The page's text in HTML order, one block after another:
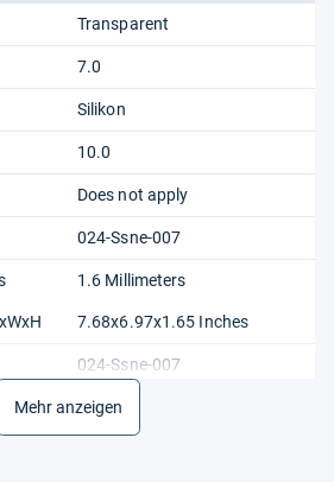
Transparent
7.0
Silikon
10.0
Does not apply
024-Ssne-007
1.6 Millimeters
7.68x6.97x1.65 Inches
024-Ssne-007
Does not apply
Mehr anzeigen